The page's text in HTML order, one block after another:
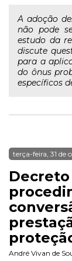
A adoção
não pode
estudo da
discute
para a
do ônus
específicos
terça-feira, 31 de
André Vivan de